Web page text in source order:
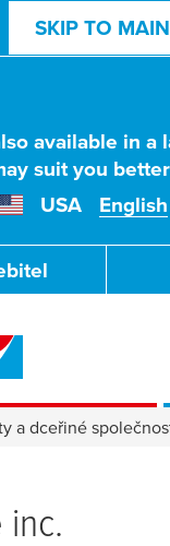
SKIP TO
available in a
suit you
USA
English
a dceřiné